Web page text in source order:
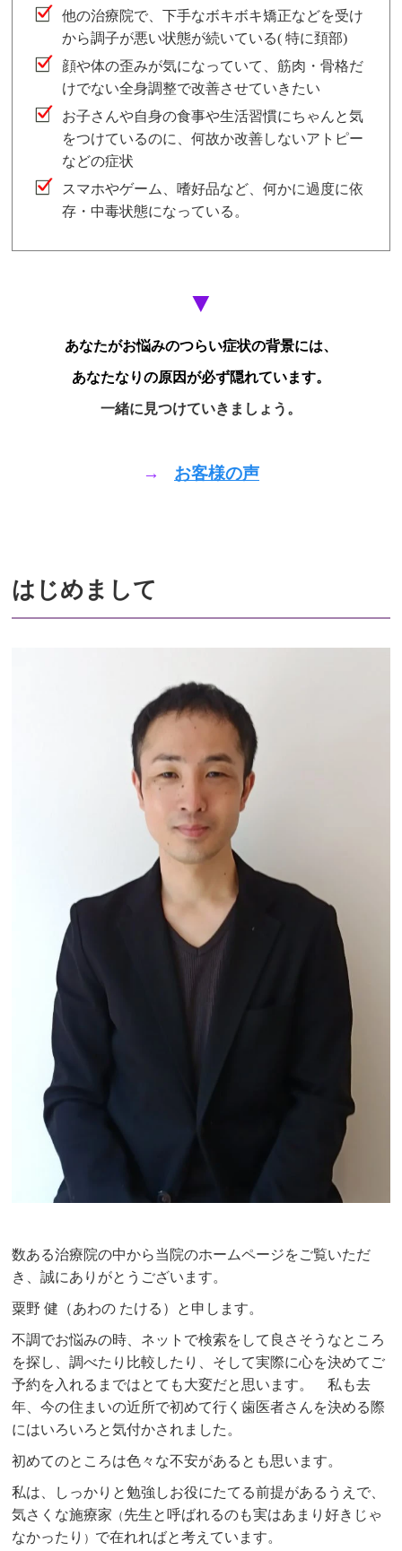
他の治療院で、下手なボキボキ矯正などを受け
から調子が悪い状態が続いている( 特に頚部)
顔や体の歪みが気になっていて、筋肉・骨格だ
けでない全身調整で改善させていきたい
お子さんや自身の食事や生活習慣にちゃんと気
をつけているのに、何故か改善しないアトピー
などの症状
スマホやゲーム、嗜好品など、何かに過度に依
存・中毒状態になっている。
▼
あなたがお悩みのつらい症状の背景には、
あなたなりの原因が必ず隠れています。
一緒に見つけていきましょう。
→ お客様の声
はじめまして
数ある治療院の中から当院のホームページをご覧いただ
き、誠にありがとうございます。
粟野 健（あわの たける）と申します。
不調でお悩みの時、ネットで検索をして良さそうなところ
を探し、調べたり比較したり、そして実際に心を決めてご
予約を入れるまではとても大変だと思います。 私も去
年、今の住まいの近所で初めて行く歯医者さんを決める際
にはいろいろと気付かされました。
初めてのところは色々な不安があるとも思います。
私は、しっかりと勉強しお役にたてる前提があるうえで、
気さくな施療家 （ 先生と呼ばれるのも実はあまり好きじゃ
なかったり ） で在れればと考えています。